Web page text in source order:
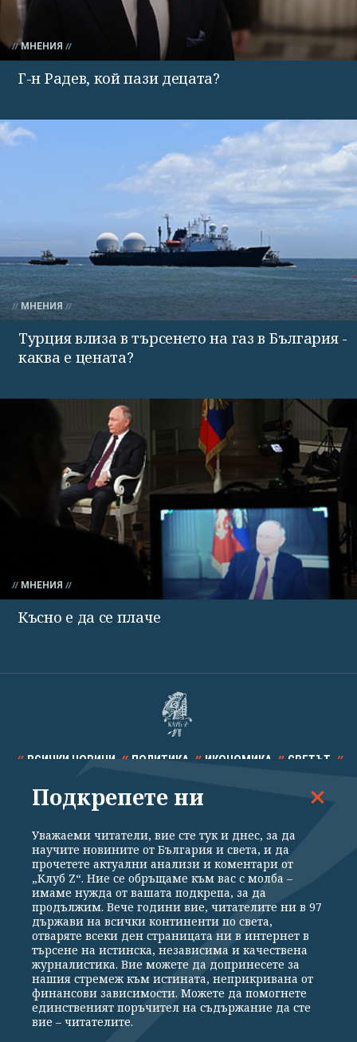
МНЕНИЯ
Г-н Радев, кой пази децата?
МНЕНИЯ
Турция влиза в търсенето на газ в България -
каква е цената?
МНЕНИЯ
Късно е да се плаче
ВСИЧКИ НОВИНИ ПОЛИТИКА ИКОНОМИКА СВЕТЪТ
СПОРТ КУЛТУРА ТЕХНОЛОГИИ КАЛЕЙДОСКОП
Общи условия
Политика за поверителност
Реклама
Партньори Контакти
За Клуб Z
Екип
Подкрепете ни
Издател на www.clubz.bg е „Клуб Зебра Медия“ ЕООД, София, ул. "Алеко
Константинов" 3. Всички права запазени 2026 „Клуб Зебра Медия“
Подкрепете ни
Уважаеми читатели, вие сте тук и днес, за да
научите новините от България и света, и да
прочетете актуални анализи и коментари от
„Клуб Z“. Ние се обръщаме към вас с молба –
имаме нужда от вашата подкрепа, за да
продължим. Вече години вие, читателите ни в 97
държави на всички континенти по света,
отваряте всеки ден страницата ни в интернет в
търсене на истинска, независима и качествена
журналистика. Вие можете да допринесете за
нашия стремеж към истината, неприкривана от
финансови зависимости. Можете да помогнете
единственият поръчител на съдържание да сте
вие – читателите.